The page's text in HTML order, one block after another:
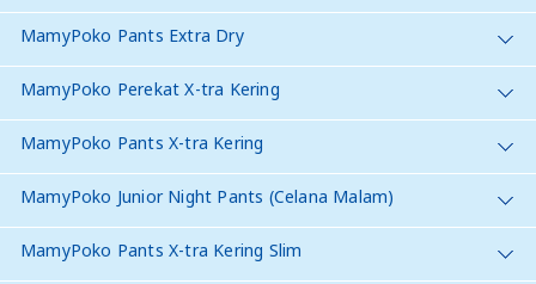
MamyPoko Pants Extra Dry
MamyPoko Perekat X-tra Kering
MamyPoko Pants X-tra Kering
MamyPoko Junior Night Pants (Celana Malam)
MamyPoko Pants X-tra Kering Slim